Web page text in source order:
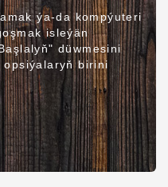
ýa-da kompýuteri
isleýän
düwmesini
opsiýalaryň birini